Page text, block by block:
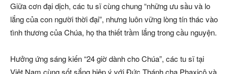
Giữa cơn đại dịch, các tu sĩ cùng chung “những ưu sầu và lo
lắng của con người thời đại”, nhưng luôn vững lòng tín thác vào
tình thương của Chúa, họ tha thiết trầm lắng trong cầu nguyện.
Hưởng ứng sáng kiến “24 giờ dành cho Chúa”, các tu sĩ tại
Việt Nam cùng sốt sắng hiệp ý với Đức Thánh cha Phaxicô và